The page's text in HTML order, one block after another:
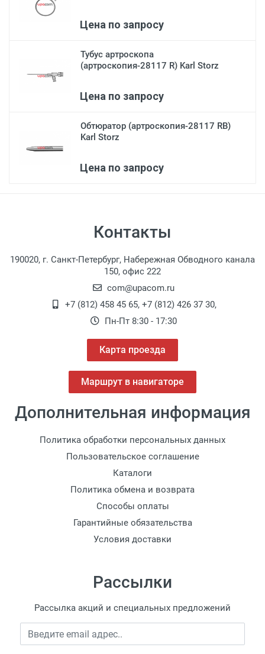
Цена по запросу
Тубус артроскопа
(артроскопия-28117 R) Karl Storz
Цена по запросу
Обтюратор (артроскопия-28117 RB)
Karl Storz
Цена по запросу
Контакты
190020, г. Санкт-Петербург, Набережная Обводного канала
150, офис 222
com@upacom.ru
+7 (812) 458 45 65, +7 (812) 426 37 30,
Пн-Пт 8:30 - 17:30
Карта проезда
Маршрут в навигаторе
Дополнительная информация
Политика обработки персональных данных
Пользовательское соглашение
Каталоги
Политика обмена и возврата
Способы оплаты
Гарантийные обязательства
Условия доставки
Рассылки
Рассылка акций и специальных предложений